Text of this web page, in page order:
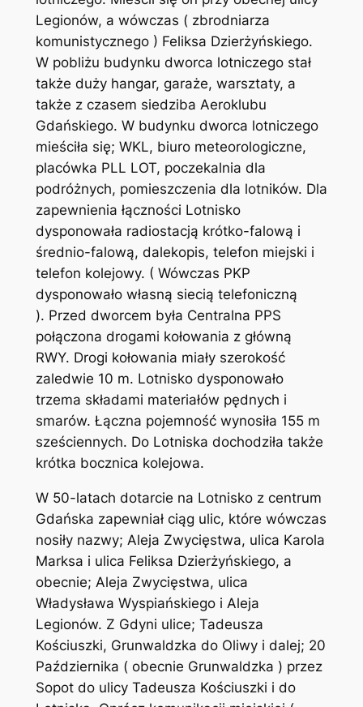
Legionów, a wówczas ( zbrodniarza
komunistycznego ) Feliksa Dzierżyńskiego.
W pobliżu budynku dworca lotniczego stał
także duży hangar, garaże, warsztaty, a
także z czasem siedziba Aeroklubu
Gdańskiego. W budynku dworca lotniczego
mieściła się; WKL, biuro meteorologiczne,
placówka PLL LOT, poczekalnia dla
podróżnych, pomieszczenia dla lotników. Dla
zapewnienia łączności Lotnisko
dysponowała radiostacją krótko-falową i
średnio-falową, dalekopis, telefon miejski i
telefon kolejowy. ( Wówczas PKP
dysponowało własną siecią telefoniczną
). Przed dworcem była Centralna PPS
połączona drogami kołowania z główną
RWY. Drogi kołowania miały szerokość
zaledwie 10 m. Lotnisko dysponowało
trzema składami materiałów pędnych i
smarów. Łączna pojemność wynosiła 155 m
sześciennych. Do Lotniska dochodziła także
krótka bocznica kolejowa.
W 50-latach dotarcie na Lotnisko z centrum
Gdańska zapewniał ciąg ulic, które wówczas
nosiły nazwy; Aleja Zwycięstwa, ulica Karola
Marksa i ulica Feliksa Dzierżyńskiego, a
obecnie; Aleja Zwycięstwa, ulica
Władysława Wyspiańskiego i Aleja
Legionów. Z Gdyni ulice; Tadeusza
Kościuszki, Grunwaldzka do Oliwy i dalej; 20
Października ( obecnie Grunwaldzka ) przez
Sopot do ulicy Tadeusza Kościuszki i do